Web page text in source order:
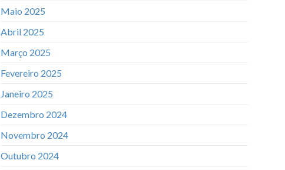
Maio 2025
Abril 2025
Março 2025
Fevereiro 2025
Janeiro 2025
Dezembro 2024
Novembro 2024
Outubro 2024